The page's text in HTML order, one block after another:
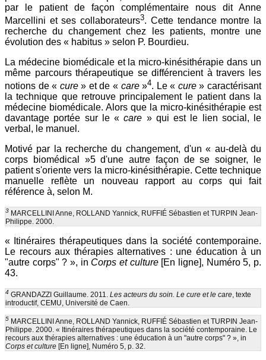
par le patient de façon complémentaire nous dit Anne
Marcellini et ses collaborateurs3. Cette tendance montre la
recherche du changement chez les patients, montre une
évolution des « habitus » selon P. Bourdieu.
La médecine biomédicale et la micro-kinésithérapie dans un
même parcours thérapeutique se différencient à travers les
notions de « cure» et de « care»4. Le « cure» caractérisant
la technique que retrouve principalement le patient dans la
médecine biomédicale. Alors que la micro-kinésithérapie est
davantage portée sur le «care » qui est le lien social, le
verbal, le manuel.
Motivé par la recherche du changement, d'un « au-delà du
corps biomédical »5 d'une autre façon de se soigner, le
patient s'oriente vers la micro-kinésithérapie. Cette technique
manuelle reflète un nouveau rapport au corps qui fait
référence à, selon M.
3 MARCELLINI Anne, ROLLAND Yannick, RUFFIÉ Sébastien et TURPIN Jean-
Philippe. 2000.
« Itinéraires thérapeutiques dans la société contemporaine.
Le recours aux thérapies alternatives : une éducation à un
"autre corps" ? », in Corps et culture [En ligne], Numéro 5, p.
43.
4 GRANDAZZI Guillaume. 2011. Les acteurs du soin. Le cure et le care, texte
introductif, CEMU, Université de Caen.
5 MARCELLINI Anne, ROLLAND Yannick, RUFFIÉ Sébastien et TURPIN Jean-
Philippe. 2000. « Itinéraires thérapeutiques dans la société contemporaine. Le
recours aux thérapies alternatives : une éducation à un "autre corps" ? », in
Corps et culture [En ligne], Numéro 5, p. 32.